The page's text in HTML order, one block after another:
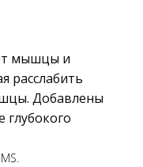
мышцы и
расслабить
Добавлены
глубокого